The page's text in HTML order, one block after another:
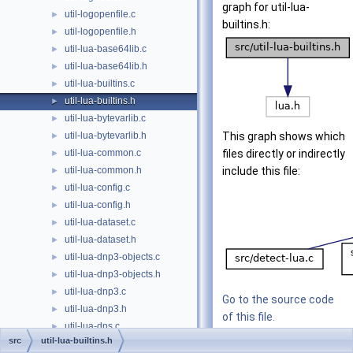
► util-logopenfile.c
► util-logopenfile.h
► util-lua-base64lib.c
► util-lua-base64lib.h
► util-lua-builtins.c
► util-lua-builtins.h
► util-lua-bytevarlib.c
► util-lua-bytevarlib.h
► util-lua-common.c
► util-lua-common.h
► util-lua-config.c
► util-lua-config.h
► util-lua-dataset.c
► util-lua-dataset.h
► util-lua-dnp3-objects.c
► util-lua-dnp3-objects.h
► util-lua-dnp3.c
► util-lua-dnp3.h
► util-lua-dns.c
► util-lua-dns.h
graph for util-lua-
builtins.h:
This graph shows which
files directly or indirectly
include this file:
Go to the source code
of this file.
src util-lua-builtins.h